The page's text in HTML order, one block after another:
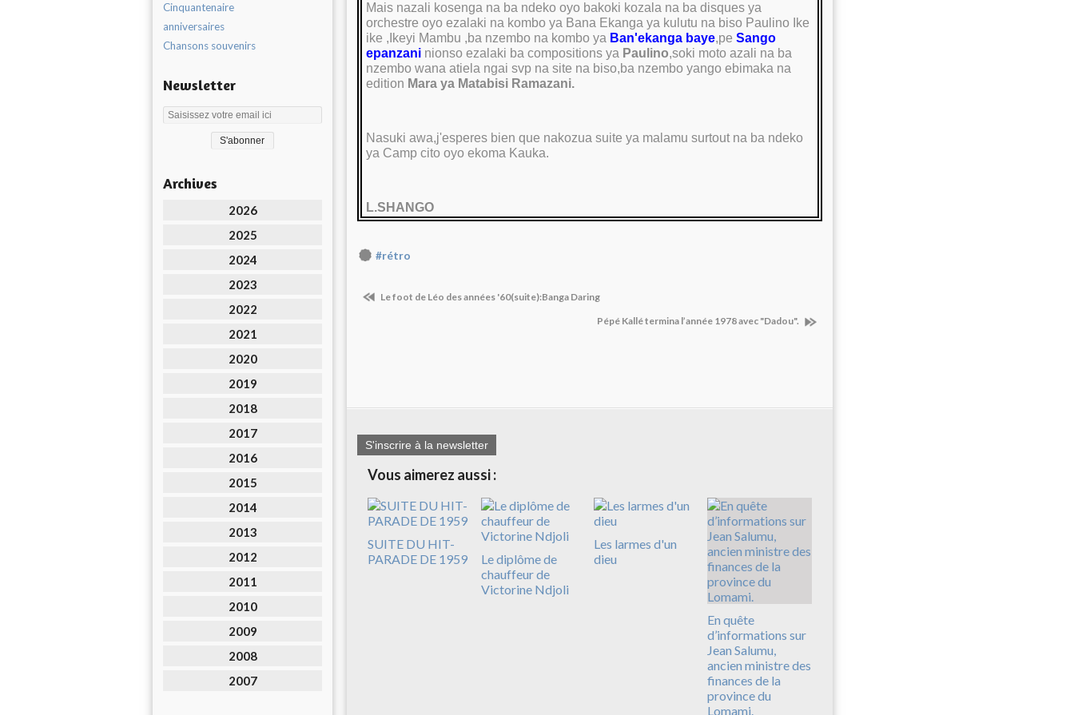
Cinquantenaire
anniversaires
Chansons souvenirs
Newsletter
Archives
2026
2025
2024
2023
2022
2021
2020
2019
2018
2017
2016
2015
2014
2013
2012
2011
2010
2009
2008
2007
Mais nazali kosenga na ba ndeko oyo bakoki kozala na ba disques ya
orchestre oyo ezalaki na kombo ya Bana Ekanga ya kulutu na biso Paulino Ike
ike ,Ikeyi Mambu ,ba nzembo na kombo ya Ban'ekanga baye,peSango
epanzani nionso ezalaki ba compositions ya Paulino,soki moto azali na ba
nzembo wana atiela ngai svp na site na biso,ba nzembo yango ebimaka na
edition Mara ya Matabisi Ramazani.
Nasuki awa,j'esperes bien que nakozua suite ya malamu surtout na ba ndeko
ya Camp cito oyo ekoma Kauka.
L.SHANGO
#rétro
Le foot de Léo des années '60(suite):Banga Daring
Pépé Kallé termina l’année 1978 avec "Dadou".
S'inscrire à la newsletter
Vous aimerez aussi :
SUITE DU HIT-
PARADE DE 1959
Le diplôme de
chauffeur de
Victorine Ndjoli
Les larmes d'un
dieu
En quête
d’informations sur
Jean Salumu,
ancien ministre des
finances de la
province du
Lomami.